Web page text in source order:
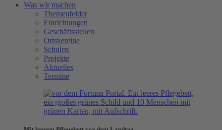
Was wir machen
Themenfelder
Einrichtungen
Geschäftsstellen
Ortsvereine
Schulen
Projekte
Aktuelles
Termine